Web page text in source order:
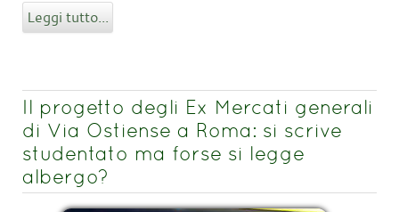
Leggi tutto...
Il progetto degli Ex Mercati generali
di Via Ostiense a Roma: si scrive
studentato ma forse si legge
albergo?